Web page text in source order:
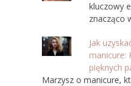
kluczowy
znacząco
Jak
manicure:
pięknych
Marzysz o manicure,